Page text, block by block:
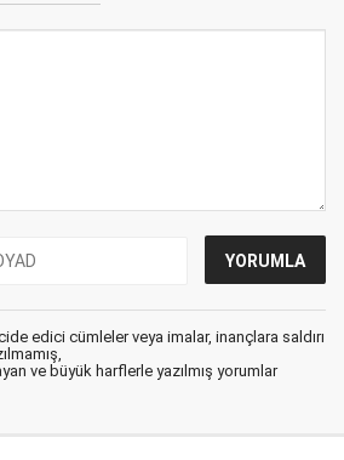
edici cümleler veya imalar, inançlara saldırı
ve büyük harflerle yazılmış yorumlar